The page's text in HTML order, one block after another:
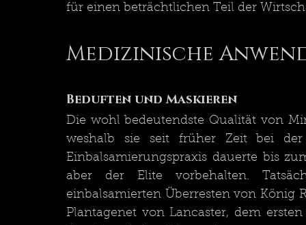
für einen beträchtlichen Teil der
Medizinische
Beduften und Maskieren
Die wohl bedeutendste Qualität von
weshalb sie seit früher Zeit bei
Einbalsamierungspraxis dauerte bis
aber der Elite vorbehalten.
einbalsamierten Überresten von König
Plantagenet von Lancaster, dem